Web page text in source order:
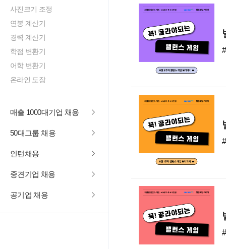
사진크기 조정
연봉 계산기
경력 계산기
학점 변환기
어학 변환기
온라인 도장
매출 1000대기업 채용
50대그룹 채용
인턴채용
중견기업 채용
공기업 채용